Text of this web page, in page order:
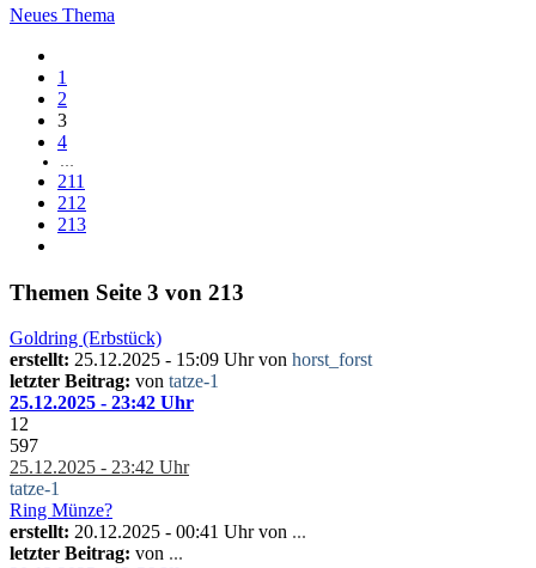
Neues Thema
1
2
3
4
…
211
212
213
Themen Seite 3 von 213
Goldring (Erbstück)
erstellt: 25.12.2025 - 15:09 Uhr von horst_forst
letzter Beitrag: von tatze-1
25.12.2025 - 23:42 Uhr
12
597
25.12.2025 - 23:42 Uhr
tatze-1
Ring Münze?
erstellt: 20.12.2025 - 00:41 Uhr von ...
letzter Beitrag: von ...